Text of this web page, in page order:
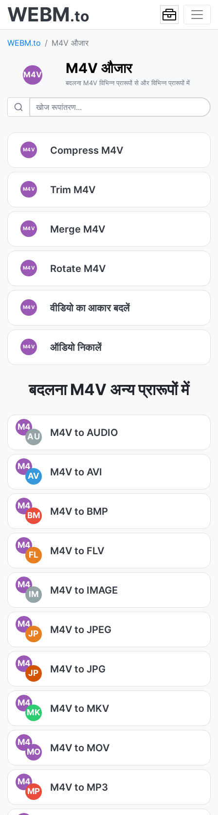
WEBM.to
WEBM.to M4V औजार
M4V M4V औजार
बदलना M4V विभिन्न प्रारूपों से और विभिन्न प्रारूपों में
M4V Compress M4V
M4V Trim M4V
M4V Merge M4V
M4V Rotate M4V
M4V वीडियो का आकार बदलें
M4V ऑडियो निकालें
बदलना M4V अन्य प्रारूपों में
M4
AU
M4V to AUDIO
M4
AV
M4V to AVI
M4
BM
M4V to BMP
M4
FL
M4V to FLV
M4
IM
M4V to IMAGE
M4
JP
M4V to JPEG
M4
JP
M4V to JPG
M4
MK
M4V to MKV
M4
MO
M4V to MOV
M4
MP
M4V to MP3